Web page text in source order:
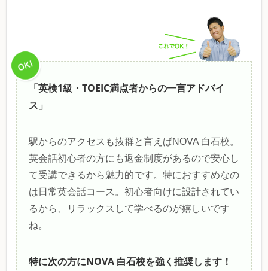
「英検1級・TOEIC満点者からの一言アドバイ
ス」
駅からのアクセスも抜群と言えばNOVA 白石校。
英会話初心者の方にも返金制度があるので安心し
て受講できるから魅力的です。特におすすめなの
は日常英会話コース。初心者向けに設計されてい
るから、リラックスして学べるのが嬉しいです
ね。
特に次の方にNOVA 白石校を強く推奨します！